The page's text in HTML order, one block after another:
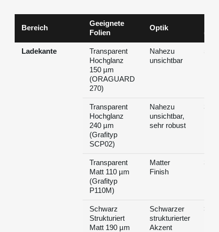
Bereich
Geeignete
Folien
Optik
Ladekante
Transparent
Hochglanz
150 µm
(ORAGUARD
270)
Nahezu
unsichtbar
5
Transparent
Hochglanz
240 µm
(Grafityp
SCP02)
Nahezu
unsichtbar,
sehr robust
3-5
Transparent
Matt 110 µm
(Grafityp
P110M)
Matter
Finish
3,5-
Schwarz
Strukturiert
Matt 190 µm
Schwarzer
strukturierter
Akzent
>10